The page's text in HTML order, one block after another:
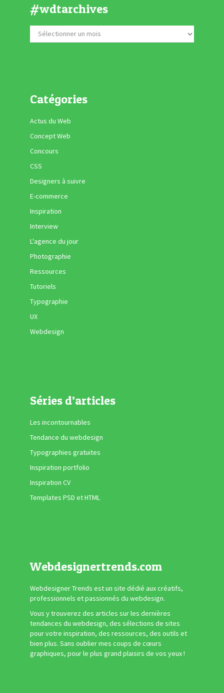
#wdtarchives
Catégories
Actus du Web
Concept Web
Concours
CSS
Designers à suivre
E-commerce
Inspiration
Interview
L'agence du jour
Photographie
Ressources
Tutoriels
Typographie
UX
Webdesign
Séries d’articles
Les incontournables
Tendance du webdesign
Typographies gratuites
Inspiration portfolio
Inspiration CV
Templates PSD et HTML
Webdesignertrends.com
Webdesigner Trends est un site dédié aux créatifs,
professionnels et passionnés du webdesign.
Vous y trouverez des articles sur les dernières
tendances du webdesign, des sélections de sites
pour votre inspiration, des ressources, des outils et
bien plus. Sans oublier mes coups de cœurs
graphiques, pour le plus grand plaisirs de vos yeux !